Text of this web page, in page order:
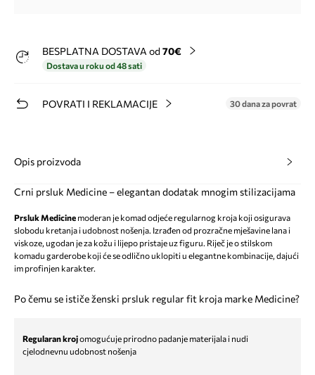
BESPLATNA DOSTAVA od 70€
Dostava u roku od 48 sati
POVRATI I REKLAMACIJE 30 dana za povrat
Opis proizvoda
Crni prsluk Medicine – elegantan dodatak mnogim stilizacijama
Prsluk Medicine moderan je komad odjeće regularnog kroja koji osigurava
slobodu kretanja i udobnost nošenja. Izrađen od prozračne mješavine lana i
viskoze, ugodan je za kožu i lijepo pristaje uz figuru. Riječ je o stilskom
komadu garderobe koji će se odlično uklopiti u elegantne kombinacije, dajući
im profinjen karakter.
Po čemu se ističe ženski prsluk regular fit kroja marke Medicine?
Regularan krojomogućuje prirodno padanje materijala i nudi
cjelodnevnu udobnost nošenja